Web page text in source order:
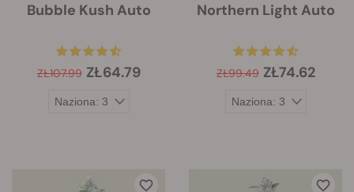
Bubble Kush Auto
ZŁ107.99 ZŁ64.79
Northern Light Auto
ZŁ99.49 ZŁ74.62